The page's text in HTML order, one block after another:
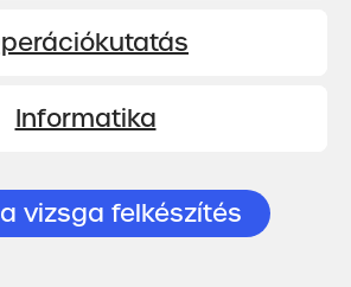
Informatika
vizsga felkészítés